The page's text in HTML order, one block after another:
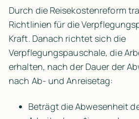
Durch die Reisekostenreform
Richtlinien für die
Kraft. Danach richtet sich die
Verpflegungspauschale, die
erhalten, nach der Dauer der
nach Ab- und Anreisetag:
Beträgt die Abwesenheit